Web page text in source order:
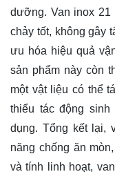
dưỡng. Van inox 21
chảy tốt, không gây
ưu hóa hiệu quả
sản phẩm này còn
một vật liệu có thể
thiểu tác động
dụng. Tổng kết lại,
năng chống ăn
và tính linh hoạt,